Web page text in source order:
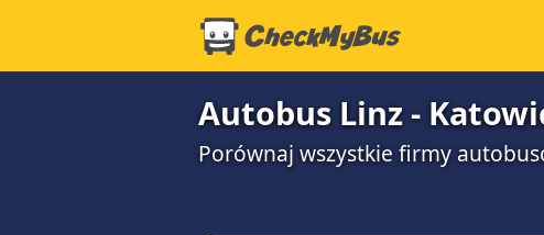
Autobus Linz -
Porównaj wszystkie firmy